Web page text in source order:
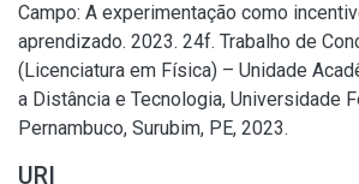
Campo: A experimentação como
aprendizado. 2023. 24f. Trabalho de
(Licenciatura em Física) – Unidade
a Distância e Tecnologia, Universidade
Pernambuco, Surubim, PE, 2023.
URI